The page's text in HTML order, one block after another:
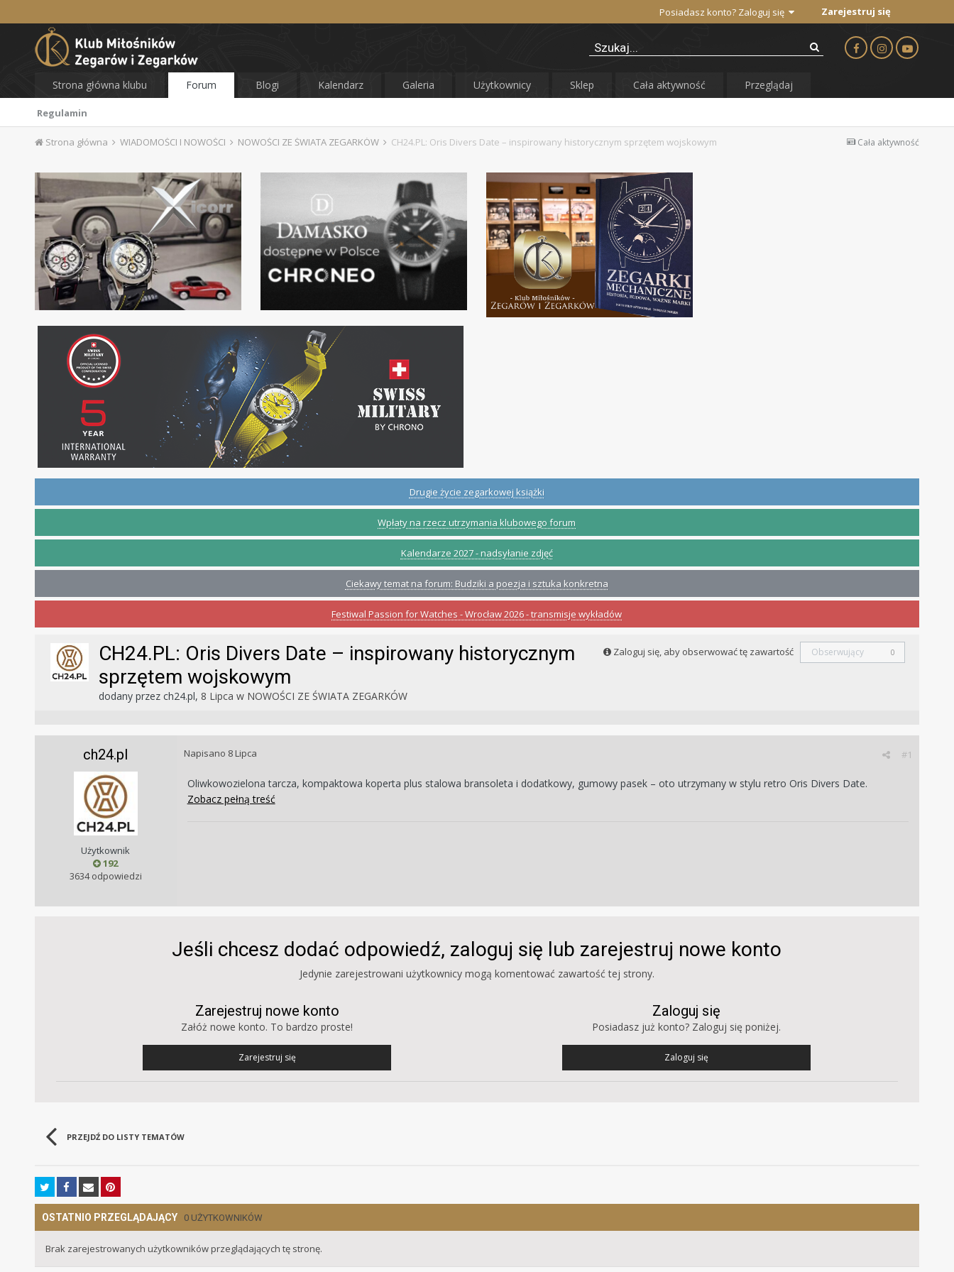
Posiadasz konto? Zaloguj się Zarejestruj się
Strona główna klubu Forum
Regulamin
Blogi Kalendarz Galeria Użytkownicy Sklep Cała aktywność Przeglądaj
Cała aktywność
Strona główna WIADOMOŚCI I NOWOŚCI NOWOŚCI ZE ŚWIATA ZEGARKÓW CH24.PL: Oris Divers Date – inspirowany historycznym sprzętem wojskowym
Drugie życie zegarkowej książki
Wpłaty na rzecz utrzymania klubowego forum
Kalendarze 2027 - nadsyłanie zdjęć
Ciekawy temat na forum: Budziki a poezja i sztuka konkretna
Festiwal Passion for Watches - Wrocław 2026 - transmisje wykładów
Zaloguj się, aby obserwować tę zawartość Obserwujący 0
CH24.PL: Oris Divers Date – inspirowany historycznym
sprzętem wojskowym
dodany przez ch24.pl, 8 Lipca w NOWOŚCI ZE ŚWIATA ZEGARKÓW
ch24.pl
Użytkownik
192
3634 odpowiedzi
#1
Napisano 8 Lipca
Oliwkowozielona tarcza, kompaktowa koperta plus stalowa bransoleta i dodatkowy, gumowy pasek – oto utrzymany w stylu retro Oris Divers Date.
Zobacz pełną treść
Jeśli chcesz dodać odpowiedź, zaloguj się lub zarejestruj nowe konto
Jedynie zarejestrowani użytkownicy mogą komentować zawartość tej strony.
Zarejestruj nowe konto
Załóż nowe konto. To bardzo proste!
Zarejestruj się
Zaloguj się
Posiadasz już konto? Zaloguj się poniżej.
Zaloguj się
PRZEJDŹ DO LISTY TEMATÓW
OSTATNIO PRZEGLĄDAJĄCY 0 UŻYTKOWNIKÓW
Brak zarejestrowanych użytkowników przeglądających tę stronę.